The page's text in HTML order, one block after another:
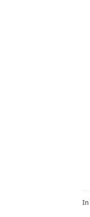
In